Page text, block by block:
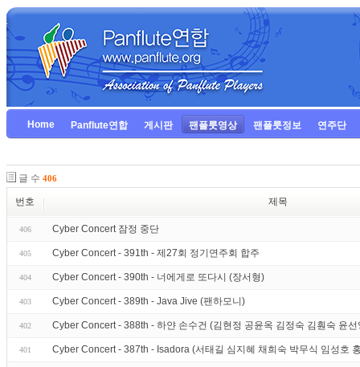
Home Panflute연합 게시판 팬플룻영상 팬플룻정보 연주단
글 수 406
번호 제목
406 Cyber Concert 잠정 중단
405 Cyber Concert - 391th - 제27회 정기연주회 합주
404 Cyber Concert - 390th - 너에게로 또다시 (장서형)
403 Cyber Concert - 389th - Java Jive (팬하모니)
402 Cyber Concert - 388th - 하얀 손수건 (김현정 공윤옥 김정숙 김훤숙 윤
401 Cyber Concert - 387th - Isadora (서태길 심지혜 채희숙 박무식 임성호